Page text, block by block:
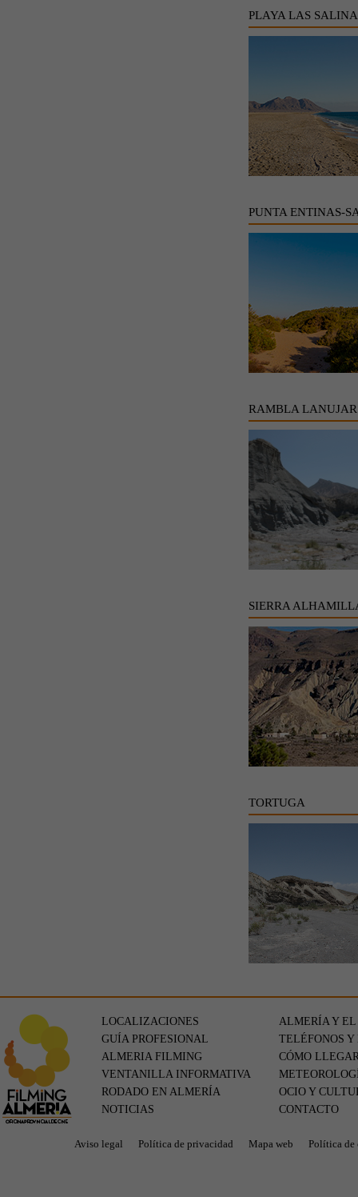
PLAYA LAS
PUNTA ENTINAS-
RAMBLA LANUJAR
SIERRA
TORTUGA
LOCALIZACIONES
GUÍA PROFESIONAL
ALMERIA FILMING
VENTANILLA INFORMATIVA
RODADO EN ALMERÍA
NOTICIAS
ALMERÍA Y EL
TELÉFONOS Y
CÓMO
OCIO Y
CONTACTO
Aviso legal Política de privacidad Mapa web Política de